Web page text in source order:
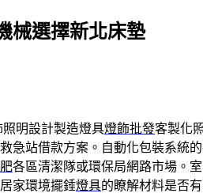
械選擇新北床墊
照明設計製造燈具燈飾批發客製化
急站借款方案。自動化包裝系統
各區清潔隊或環保局網路市場。
家環境擺錘燈具的瞭解材料是否